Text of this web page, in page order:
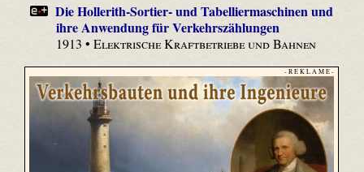
Die Hollerith-Sortier- und Tabelliermaschinen und
ihre Anwendung für Verkehrszählungen
1913 •Elektrische Kraftbetriebe und Bahnen
- R E K L A M E -